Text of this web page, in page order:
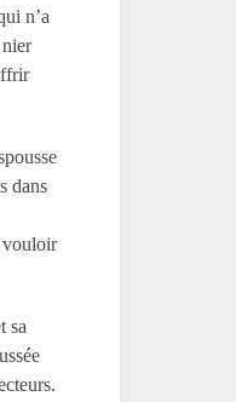
n’a
dans
vouloir
sa